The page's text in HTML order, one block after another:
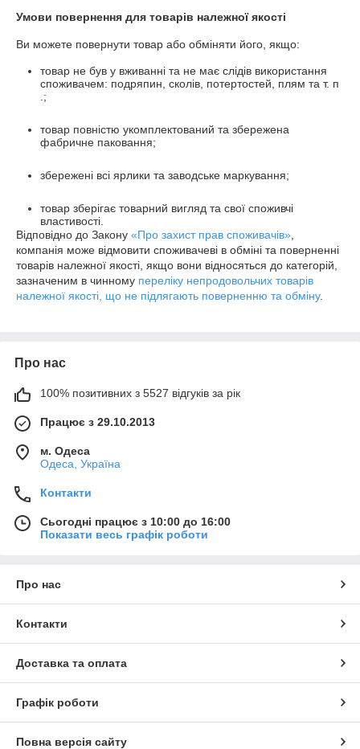
Умови повернення для товарів належної якості
Ви можете повернути товар або обміняти його, якщо:
товар не був у вживанні та не має слідів використання
споживачем: подряпин, сколів, потертостей, плям та т. п
.;
товар повністю укомплектований та збережена
фабричне паковання;
збережені всі ярлики та заводське маркування;
товар зберігає товарний вигляд та свої споживчі
властивості.
Відповідно до Закону «Про захист прав споживачів»
компанія може відмовити споживачеві в обміні та поверненні
товарів належної якості, якщо вони відносяться до категорій,
зазначеним в чинному переліку непродовольчих товарів
належної якості, що не підлягають поверненню та обміну.
Про нас
100% позитивних з 5527 відгуків за рік
Працює з 29.10.2013
м. Одеса
Одеса, Україна
Контакти
Сьогодні працює з 10:00 до 16:00
Показати весь графік роботи
Про нас
Контакти
Доставка та оплата
Графік роботи
Повна версія сайту